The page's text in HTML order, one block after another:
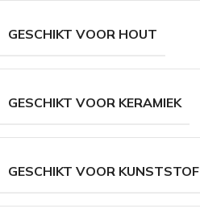
GESCHIKT VOOR HOUT
GESCHIKT VOOR KERAMIEK
GESCHIKT VOOR KUNSTSTOF